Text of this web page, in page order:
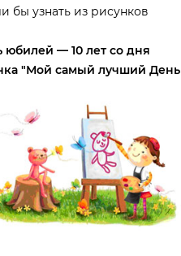
бы узнать из рисунко
юбилей — 10 лет со дня
"Мой самый лучший День